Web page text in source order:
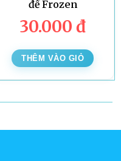
đề Frozen
30.000 đ
THÊM VÀO GIỎ